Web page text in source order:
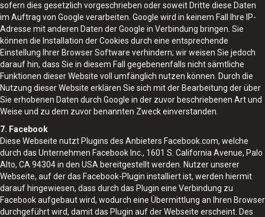
sofern dies gesetzlich vorgeschrieben oder soweit Dritte diese Daten
im Auftrag von Google verarbeiten. Google wird in keinem Fall Ihre IP-
Adresse mit anderen Daten der Google in Verbindung bringen. Sie
können die Installation der Cookies durch eine entsprechende
Einstellung Ihrer Browser Software verhindern; wir weisen Sie jedoch
darauf hin, dass Sie in diesem Fall gegebenenfalls nicht sämtliche
Funktionen dieser Website voll umfänglich nutzen können. Durch die
Nutzung dieser Website erklären Sie sich mit der Bearbeitung der über
Sie erhobenen Daten durch Google in der zuvor beschriebenen Art und
Weise und zu dem zuvor benannten Zweck einverstanden.
7. Facebook
Diese Webseite nutzt Plugins des Anbieters Facebook.com, welche
durch das Unternehmen Facebook Inc., 1601 S. California Avenue, Palo
Alto, CA 94304 in den USA bereitgestellt werden. Nutzer unserer
Webseite, auf der das Facebook-Plugin installiert ist, werden hiermit
darauf hingewiesen, dass durch das Plugin eine Verbindung zu
Facebook aufgebaut wird, wodurch eine Übermittlung an Ihren Browser
durchgeführt wird, damit das Plugin auf der Webseite erscheint. Des